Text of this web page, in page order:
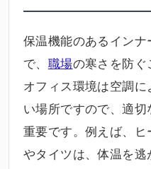
保温機能のあるイン
で、 職場の寒さを防ぐ
オフィス環境は空調
い場所ですので、適
重要です。例えば、
やタイツは、体温を